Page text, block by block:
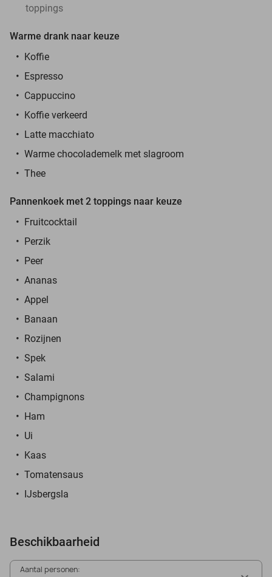
toppings
Warme drank naar keuze
Koffie
Espresso
Cappuccino
Koffie verkeerd
Latte macchiato
Warme chocolademelk met slagroom
Thee
Pannenkoek met 2 toppings naar keuze
Fruitcocktail
Perzik
Peer
Ananas
Appel
Banaan
Rozijnen
Spek
Salami
Champignons
Ham
Ui
Kaas
Tomatensaus
IJsbergsla
Beschikbaarheid
Aantal personen: